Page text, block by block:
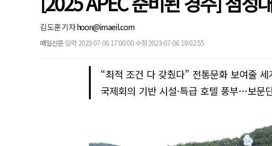
김도훈 기자hoon@imaeil.com
매일신문 입력 2023-07-06 17:00:00 수정 2023-07-06 19:02:55
“최적 조건 다 갖췄다” 전통문화 보여줄 세
국제회의 기반 시설·특급 호텔 풍부…보문